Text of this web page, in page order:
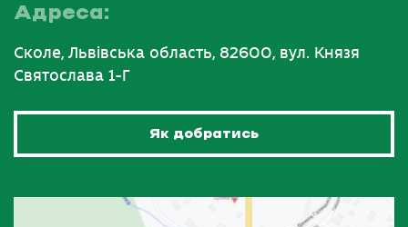
Адреса:
Сколе, Львівська область, 82600, вул. Князя
Святослава 1-Г
Як добратись